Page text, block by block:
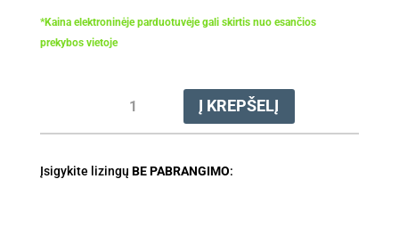
*Kaina elektroninėje parduotuvėje gali skirtis nuo esančios
prekybos vietoje
kiekis:
Valas
3.0mm
Į KREPŠELĮ
Įsigykite lizingų BE PABRANGIMO: